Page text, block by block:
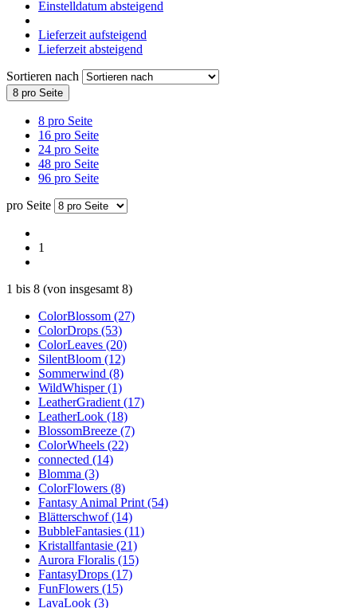
Einstelldatum absteigend
Lieferzeit aufsteigend
Lieferzeit absteigend
Sortieren nach
8 pro Seite
8 pro Seite
16 pro Seite
24 pro Seite
48 pro Seite
96 pro Seite
pro Seite
1
1 bis 8 (von insgesamt 8)
ColorBlossom (27)
ColorDrops (53)
ColorLeaves (20)
SilentBloom (12)
Sommerwind (8)
WildWhisper (1)
LeatherGradient (17)
LeatherLook (18)
BlossomBreeze (7)
ColorWheels (22)
connected (14)
Blomma (3)
ColorFlowers (8)
Fantasy Animal Print (54)
Blätterschwof (14)
BubbleFantasies (11)
Kristallfantasie (21)
Aurora Floralis (15)
FantasyDrops (17)
FunFlowers (15)
LavaLook (3)